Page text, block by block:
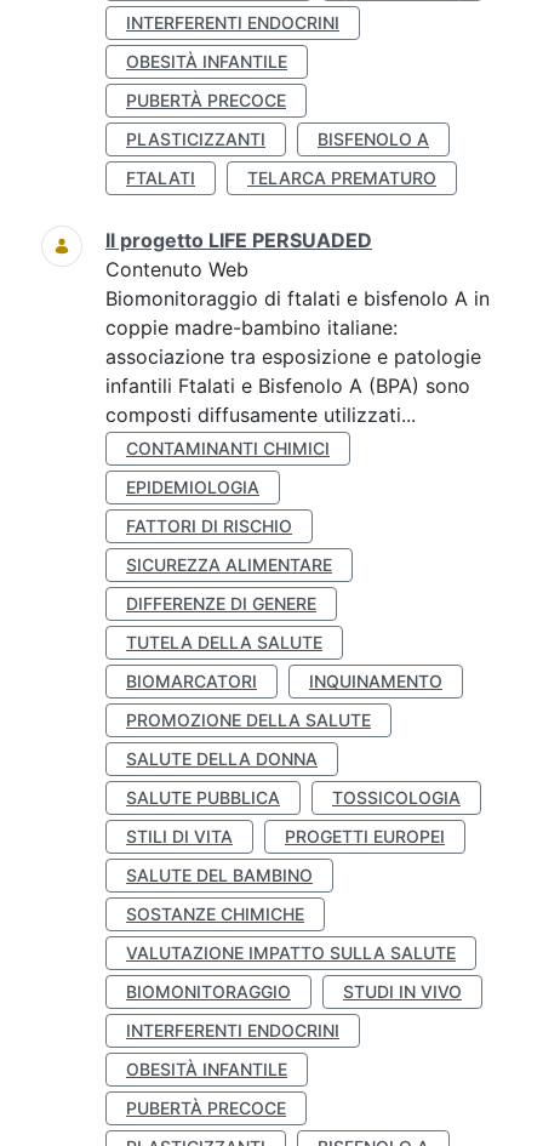
INTERFERENTI ENDOCRINI
OBESITÀ INFANTILE
PUBERTÀ PRECOCE
PLASTICIZZANTI
BISFENOLO A
FTALATI
TELARCA PREMATURO
Il progetto LIFE PERSUADED
Contenuto Web
Biomonitoraggio di ftalati e bisfenolo A in
coppie madre-bambino italiane:
associazione tra esposizione e patologie
infantili Ftalati e Bisfenolo A (BPA) sono
composti diffusamente utilizzati...
CONTAMINANTI CHIMICI
EPIDEMIOLOGIA
FATTORI DI RISCHIO
SICUREZZA ALIMENTARE
DIFFERENZE DI GENERE
TUTELA DELLA SALUTE
BIOMARCATORI
INQUINAMENTO
PROMOZIONE DELLA SALUTE
SALUTE DELLA DONNA
SALUTE PUBBLICA
TOSSICOLOGIA
STILI DI VITA
PROGETTI EUROPEI
SALUTE DEL BAMBINO
SOSTANZE CHIMICHE
VALUTAZIONE IMPATTO SULLA SALUTE
BIOMONITORAGGIO
STUDI IN VIVO
INTERFERENTI ENDOCRINI
OBESITÀ INFANTILE
PUBERTÀ PRECOCE